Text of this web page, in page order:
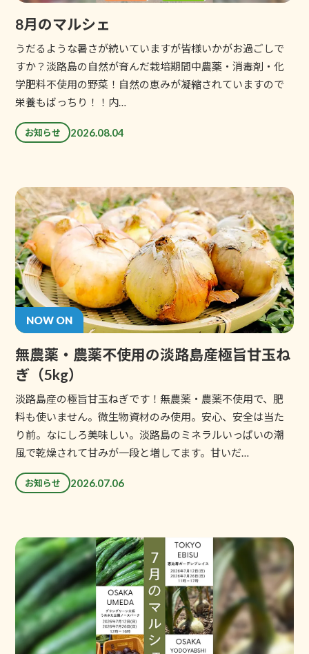
8月のマルシェ
うだるような暑さが続いていますが皆様いかがお過ごしで
すか？淡路島の自然が育んだ栽培期間中農薬・消毒剤・化
学肥料不使用の野菜！自然の恵みが凝縮されていますので
栄養もばっちり！！内…
お知らせ 2026.08.04
NOW ON
無農薬・農薬不使用の淡路島産極旨甘玉ね
ぎ（5kg）
淡路島産の極旨甘玉ねぎです！無農薬・農薬不使用で、肥
料も使いません。微生物資材のみ使用。安心、安全は当た
り前。なにしろ美味しい。淡路島のミネラルいっぱいの潮
風で乾燥されて甘みが一段と増してます。甘いだ…
お知らせ 2026.07.06